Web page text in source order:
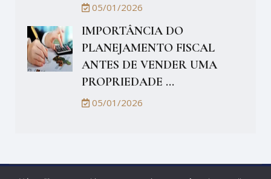
05/01/2026
IMPORTÂNCIA DO
PLANEJAMENTO FISCAL
ANTES DE VENDER UMA
PROPRIEDADE ...
05/01/2026